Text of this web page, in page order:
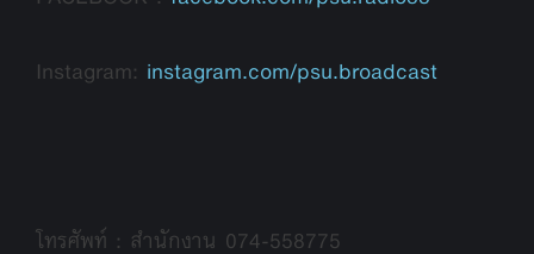
Instagram: instagram.com/psu.broadcast
โทรศัพท์ : สำนักงาน 074-558775